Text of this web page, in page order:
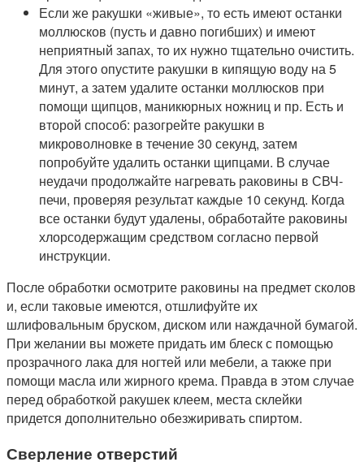
Если же ракушки «живые», то есть имеют останки
моллюсков (пусть и давно погибших) и имеют
неприятный запах, то их нужно тщательно очистить.
Для этого опустите ракушки в кипящую воду на 5
минут, а затем удалите останки моллюсков при
помощи щипцов, маникюрных ножниц и пр. Есть и
второй способ: разогрейте ракушки в
микроволновке в течение 30 секунд, затем
попробуйте удалить останки щипцами. В случае
неудачи продолжайте нагревать раковины в СВЧ-
печи, проверяя результат каждые 10 секунд. Когда
все останки будут удалены, обработайте раковины
хлорсодержащим средством согласно первой
инструкции.
После обработки осмотрите раковины на предмет сколов
и, если таковые имеются, отшлифуйте их
шлифовальным бруском, диском или наждачной бумагой.
При желании вы можете придать им блеск с помощью
прозрачного лака для ногтей или мебели, а также при
помощи масла или жирного крема. Правда в этом случае
перед обработкой ракушек клеем, места склейки
придется дополнительно обезжиривать спиртом.
Сверление отверстий